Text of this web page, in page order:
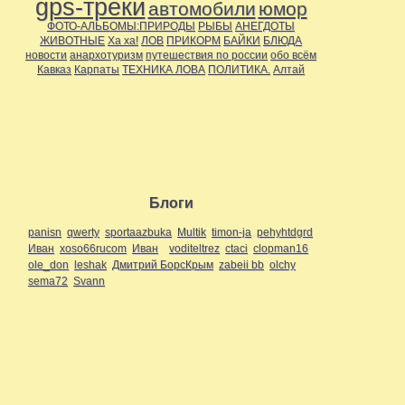
gps-треки автомобили юмор
ФОТО-АЛЬБОМЫ:ПРИРОДЫ РЫБЫ АНЕГДОТЫ
ЖИВОТНЫЕ Ха ха! ЛОВ ПРИКОРМ БАЙКИ БЛЮДА
новости анархотуризм путешествия по россии обо всём
Кавказ Карпаты ТЕХНИКА ЛОВА ПОЛИТИКА. Алтай
Блоги
panisn qwerty sportaazbuka Multik timon-ja pehyhtdgrd
Иван xoso66rucom Иван voditeltrez ctaci clopman16
ole_don leshak Дмитрий БорсКрым zabeii bb olchy
sema72 Svann